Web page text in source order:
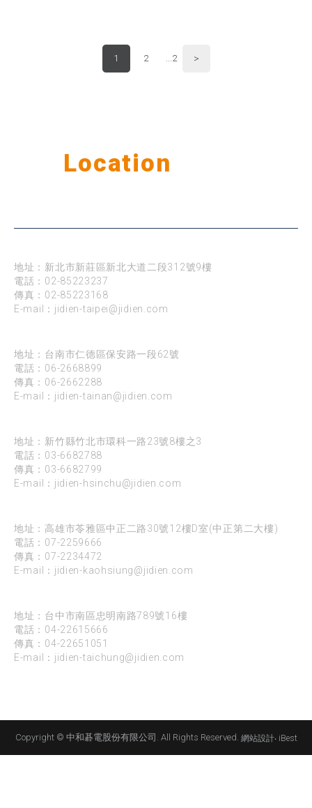
1 2 ...2 >
Location
地址：新北市新莊區新北大道二段312號9樓
電話： 02-85223237
傳真：02-85223168
E-mail： jidien-taipei@jidien.com
地址：台南市仁德區保安路一段62號
電話： 06-2668899
傳真：06-2662288
E-mail： jidien-tainan@jidien.com
地址：新竹縣竹北市環科一路23號8樓之3
電話： 03-6682788
傳真：03-6682799
E-mail： jidien-hsinchu@jidien.com
地址：高雄市苓雅區中正二路30號12樓D室(中正第二大樓)
電話： 07-2259666
傳真：07-2234472
E-mail： jidien-kaohsiung@jidien.com
地址：台中市南區忠明南路789號16樓
電話： 04-22615666
傳真：04-22651051
E-mail： jidien-taichung@jidien.com
Copyright © 中和碁電股份有限公司. All Rights Reserved. 網站設計‧ iBest